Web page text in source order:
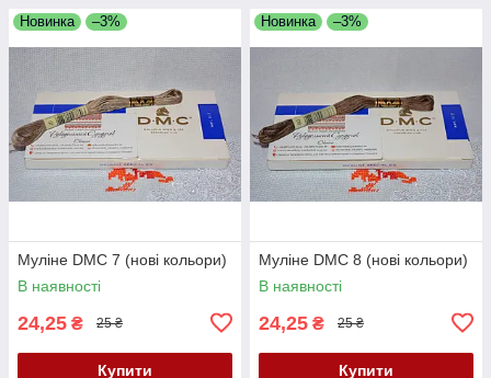
Новинка –3%
Муліне DMC 7 (нові кольори)
В наявності
24,25 ₴ 25 ₴
Купити
Новинка –3%
Муліне DMC 8 (нові кольори)
В наявності
24,25 ₴ 25 ₴
Купити